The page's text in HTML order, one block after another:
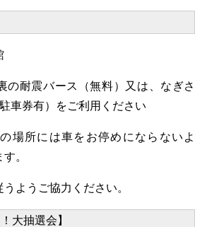
の耐震バース（無料）又は、なぎさ
車券有）をご利用ください
場所には車をお停めにならないよ
。
ようご協力ください。
大抽選会】